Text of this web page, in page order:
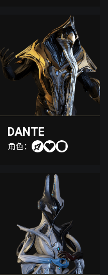
DANTE
角色：